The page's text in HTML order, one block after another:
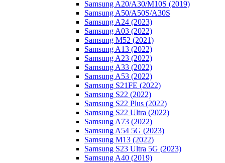
Samsung A20/A30/M10S (2019)
Samsung A50/A50S/A30S
Samsung A24 (2023)
Samsung A03 (2022)
Samsung M52 (2021)
Samsung A13 (2022)
Samsung A23 (2022)
Samsung A33 (2022)
Samsung A53 (2022)
Samsung S21FE (2022)
Samsung S22 (2022)
Samsung S22 Plus (2022)
Samsung S22 Ultra (2022)
Samsung A73 (2022)
Samsung A54 5G (2023)
Samsung M13 (2022)
Samsung S23 Ultra 5G (2023)
Samsung A40 (2019)